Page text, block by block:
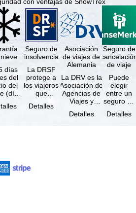
con ventajas de SnowTrex
días
del
del
(día
de
Seguro de
insolvencia
La DRSF
protege a
los viajeros
que
viaje
Detalles
Asociación
de viajes de
Alemania
La DRV es la
Asociación de
Agencias de
Viajes y
más grande
Detalles
Seguro de
de viaje
Puede
elegir
entre un
seguro de
de viaje
Detalles